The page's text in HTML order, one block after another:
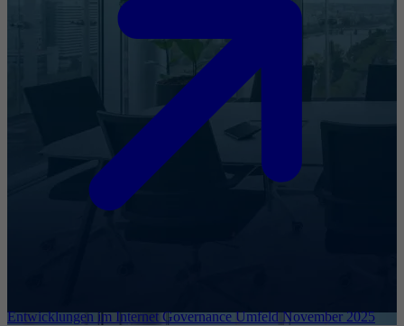
Entwicklungen im Internet Governance Umfeld November 2025